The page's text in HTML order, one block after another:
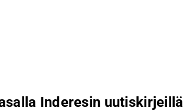
Inderesin uutiskirjeillä